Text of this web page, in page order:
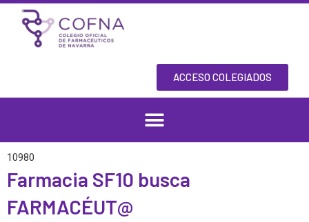
Skip
content
ACCESO COLEGIADOS
10980
Farmacia SF10 busca
FARMACÉUT@